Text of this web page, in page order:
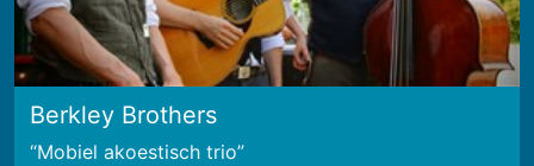
Berkley Brothers
Mobiel akoestisch trio